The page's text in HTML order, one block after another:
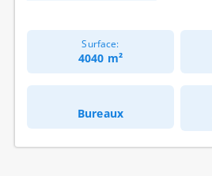
Surface:
4040 m²
Bureaux